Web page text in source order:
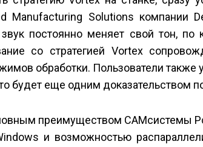
Manufacturing Solutions компании
постоянно меняет свой тон,
со стратегией Vortex
обработки. Пользователи
будет еще одним доказательством
преимуществом CAM­системы
и возможностью